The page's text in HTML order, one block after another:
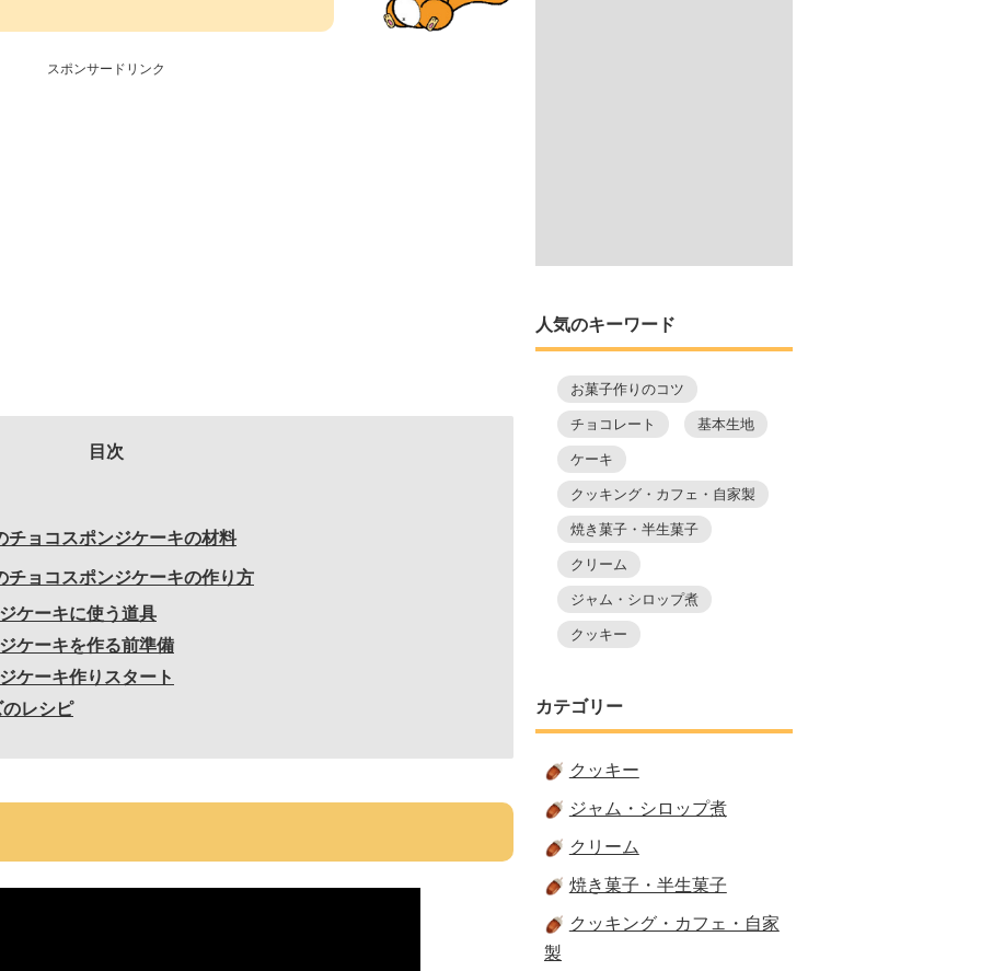
スポンサードリンク
目次
チョコスポンジケーキの材料
チョコスポンジケーキの作り方
ケーキに使う道具
ケーキを作る前準備
ケーキ作りスタート
レシピ
人気のキーワード
お菓子作りのコツ
チョコレート 基本生地
ケーキ
クッキング・カフェ・自家製
焼き菓子・半生菓子
クリーム
ジャム・シロップ煮
クッキー
カテゴリー
クッキー
ジャム・シロップ煮
クリーム
焼き菓子・半生菓子
クッキング・カフェ・自家
製